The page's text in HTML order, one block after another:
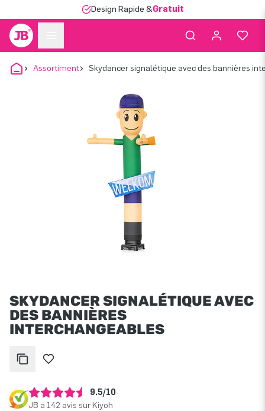
Design Rapide &Gratuit
Assortiment Skydancer signalétique avec des bannières
SKYDANCER SIGNALÉTIQUE AVEC
DES BANNIÈRES
INTERCHANGEABLES
9.5/10
JB a 142 avis sur Kiyoh